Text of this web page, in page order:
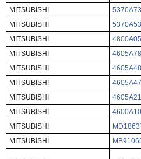
MITSUBISHI
MITSUBISHI
MITSUBISHI
MITSUBISHI
MITSUBISHI
MITSUBISHI
MITSUBISHI
MITSUBISHI
MITSUBISHI
MITSUBISHI